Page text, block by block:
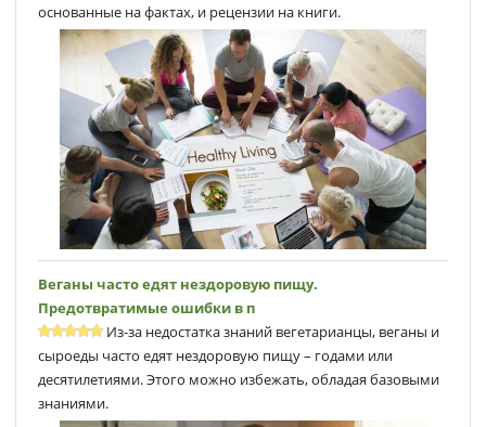
основанные на фактах, и рецензии на книги.
Веганы часто едят нездоровую пищу.
Предотвратимые ошибки в п
Из-за недостатка знаний вегетарианцы, веганы и
сыроеды часто едят нездоровую пищу – годами или
десятилетиями. Этого можно избежать, обладая базовыми
знаниями.